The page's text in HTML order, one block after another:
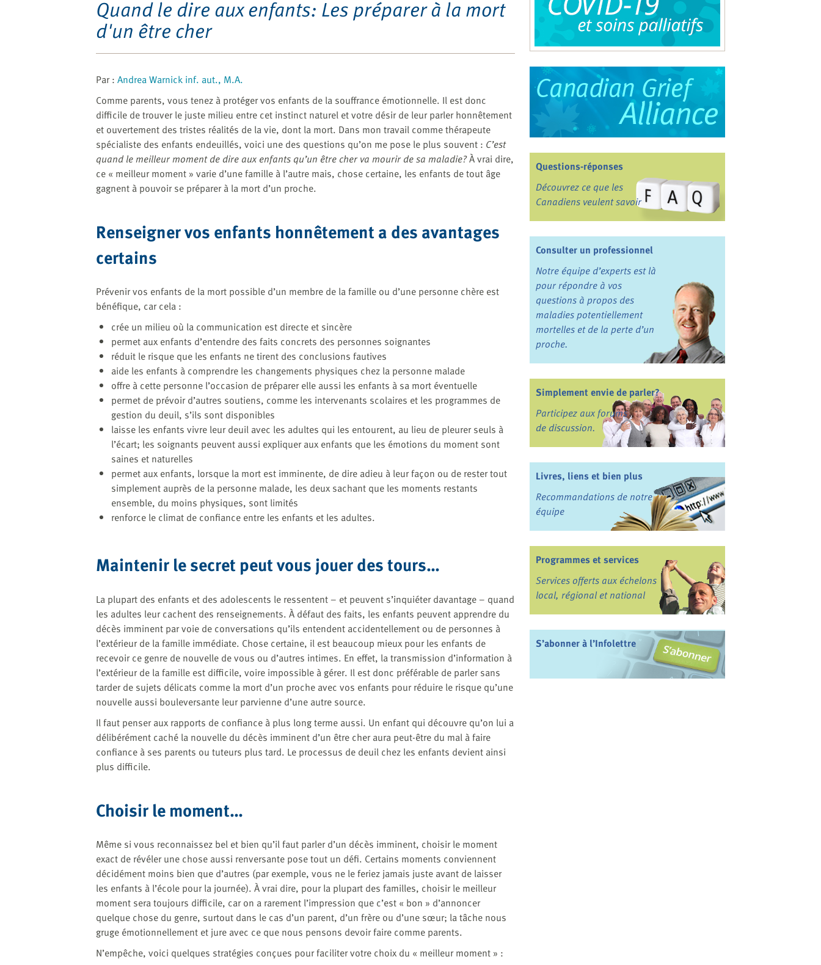
Quand le dire aux enfants: Les préparer à la mort
d'un être cher
Par : Andrea Warnick inf. aut., M.A.
Comme parents, vous tenez à protéger vos enfants de la souffrance émotionnelle. Il est donc
difficile de trouver le juste milieu entre cet instinct naturel et votre désir de leur parler honnêtement
et ouvertement des tristes réalités de la vie, dont la mort. Dans mon travail comme thérapeute
spécialiste des enfants endeuillés, voici une des questions qu’on me pose le plus souvent : C’est
quand le meilleur moment de dire aux enfants qu’un être cher va mourir de sa maladie?À vrai dire,
ce « meilleur moment » varie d’une famille à l’autre mais, chose certaine, les enfants de tout âge
gagnent à pouvoir se préparer à la mort d’un proche.
Renseigner vos enfants honnêtement a des avantages
certains
Prévenir vos enfants de la mort possible d’un membre de la famille ou d’une personne chère est
bénéfique, car cela :
crée un milieu où la communication est directe et sincère
permet aux enfants d’entendre des faits concrets des personnes soignantes
réduit le risque que les enfants ne tirent des conclusions fautives
aide les enfants à comprendre les changements physiques chez la personne malade
offre à cette personne l’occasion de préparer elle aussi les enfants à sa mort éventuelle
permet de prévoir d’autres soutiens, comme les intervenants scolaires et les programmes de
gestion du deuil, s’ils sont disponibles
laisse les enfants vivre leur deuil avec les adultes qui les entourent, au lieu de pleurer seuls à
l’écart; les soignants peuvent aussi expliquer aux enfants que les émotions du moment sont
saines et naturelles
permet aux enfants, lorsque la mort est imminente, de dire adieu à leur façon ou de rester tout
simplement auprès de la personne malade, les deux sachant que les moments restants
ensemble, du moins physiques, sont limités
renforce le climat de confiance entre les enfants et les adultes.
Maintenir le secret peut vous jouer des tours…
La plupart des enfants et des adolescents le ressentent – et peuvent s’inquiéter davantage – quand
les adultes leur cachent des renseignements. À défaut des faits, les enfants peuvent apprendre du
décès imminent par voie de conversations qu’ils entendent accidentellement ou de personnes à
l’extérieur de la famille immédiate. Chose certaine, il est beaucoup mieux pour les enfants de
recevoir ce genre de nouvelle de vous ou d’autres intimes. En effet, la transmission d’information à
l’extérieur de la famille est difficile, voire impossible à gérer. Il est donc préférable de parler sans
tarder de sujets délicats comme la mort d’un proche avec vos enfants pour réduire le risque qu’une
nouvelle aussi bouleversante leur parvienne d’une autre source.
Il faut penser aux rapports de confiance à plus long terme aussi. Un enfant qui découvre qu’on lui a
délibérément caché la nouvelle du décès imminent d’un être cher aura peut-être du mal à faire
confiance à ses parents ou tuteurs plus tard. Le processus de deuil chez les enfants devient ainsi
plus difficile.
Choisir le moment…
Même si vous reconnaissez bel et bien qu’il faut parler d’un décès imminent, choisir le moment
exact de révéler une chose aussi renversante pose tout un défi. Certains moments conviennent
décidément moins bien que d’autres (par exemple, vous ne le feriez jamais juste avant de laisser
les enfants à l’école pour la journée). À vrai dire, pour la plupart des familles, choisir le meilleur
moment sera toujours difficile, car on a rarement l’impression que c’est « bon » d’annoncer
quelque chose du genre, surtout dans le cas d’un parent, d’un frère ou d’une sœur; la tâche nous
gruge émotionnellement et jure avec ce que nous pensons devoir faire comme parents.
N’empêche, voici quelques stratégies conçues pour faciliter votre choix du « meilleur moment » :
Questions-réponses
Découvrez ce que les
Canadiens veulent savoir
Consulter un professionnel
Notre équipe d’experts est là
pour répondre à vos
questions à propos des
maladies potentiellement
mortelles et de la perte d’un
proche.
Simplement envie de parler?
Participez aux forums
de discussion.
Livres, liens et bien plus
Recommandations de notre
équipe
Programmes et services
Services offerts aux échelons
local, régional et national
S’abonner à l’Infolettre